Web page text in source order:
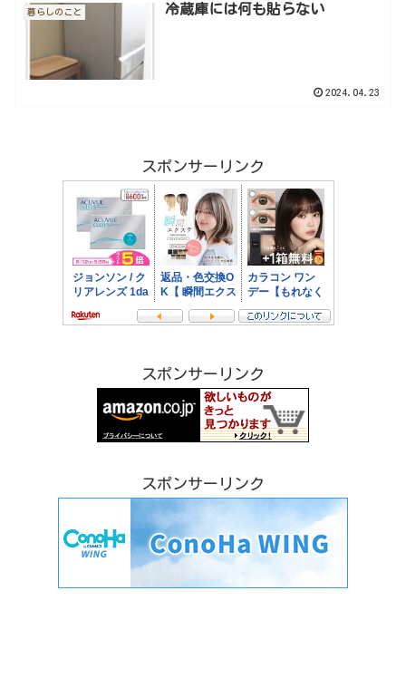
暮らしのこと 冷蔵庫には何も貼らない
2024.04.23
スポンサーリンク
スポンサーリンク
スポンサーリンク